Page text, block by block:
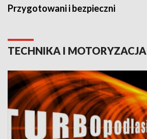
Przygotowani i bezpieczni
TECHNIKA I MOTORYZACJA